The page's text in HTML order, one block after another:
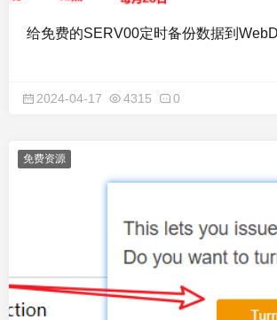
给免费的SERV00定时备份数据到
2024-04-17 4315 0
免费资源